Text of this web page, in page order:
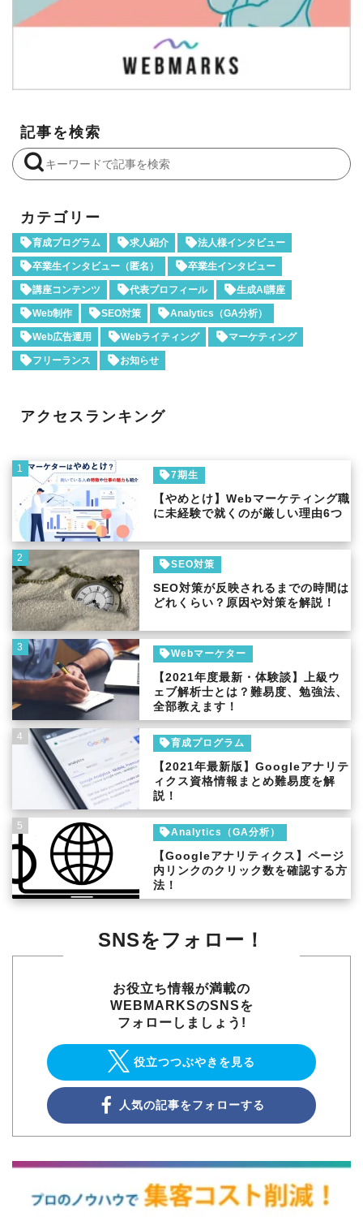
記事を検索
カテゴリー
育成プログラム 求人紹介 法人様インタビュー
卒業生インタビュー（匿名） 卒業生インタビュー
講座コンテンツ 代表プロフィール 生成AI講座
Web制作 SEO対策 Analytics（GA分析）
Web広告運用 Webライティング マーケティング
フリーランス お知らせ
アクセスランキング
1
7期生
【やめとけ】Webマーケティング職
に未経験で就くのが厳しい理由6つ
2
SEO対策
SEO対策が反映されるまでの時間は
どれくらい？原因や対策を解説！
3
Webマーケター
【2021年度最新・体験談】上級ウ
ェブ解析士とは？難易度、勉強法、
全部教えます！
4
育成プログラム
【2021年最新版】Googleアナリテ
ィクス資格情報まとめ難易度を解
説！
5
Analytics（GA分析）
【Googleアナリティクス】ページ
内リンクのクリック数を確認する方
法！
SNSをフォロー！
お役立ち情報が満載の
WEBMARKSのSNSを
フォローしましょう!
役立つつぶやきを見る
人気の記事をフォローする